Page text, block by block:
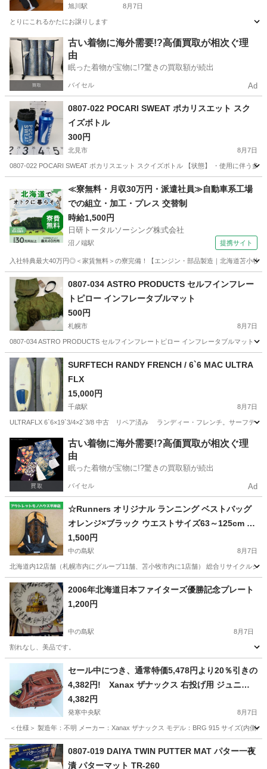
旭川駅 8月7日
とりにこれるかたにお譲りします
北海道 旭川市 旭川駅 フィットネス、トレーニング
古い着物に海外需要!?高価買取が相次ぐ理
由
眠った着物が宝物に!?驚きの買取額が続出
バイセル Ad
0807-022 POCARI SWEAT ポカリスエット スク
イズボトル
300円
北見市 8月7日
0807-022 POCARI SWEAT ポカリスエット スクイズボトル 【状態】 ・使用に伴う多
その他
≪寮無料・月収30万円・派遣社員≫自動車系工場
での組立・加工・プレス 交替制
時給1,500円
日研トータルソーシング株式会社
沼ノ端駅 提携サイト
入社特典最大40万円◎＜家賃無料＞の寮完備！【エンジン・部品製造｜北海道苫小牧
北海道 苫小牧市0807-034 ASTRO PRODUCTS セルフインフレー
トピロー インフレータブルマット
500円
札幌市 8月7日
0807-034 ASTRO PRODUCTS セルフインフレートピロー インフレータブルマット
北海道 札幌市 SURFTECH RANDY FRENCH / 6`6 MAC ULTRA
FLX
15,000円
千歳駅 8月7日
ULTRAFLX 6`6×19`3/4×2`3/8 中古 リペア済み ランディー・フレンチ。サーフテッ
北海道 千歳市 千歳駅 マリンスポーツ
古い着物に海外需要!?高価買取が相次ぐ理
由
眠った着物が宝物に!?驚きの買取額が続出
バイセル Ad
☆Runners オリジナル ランニング ベストバッグ
オレンジ×ブラック ウエストサイズ63～125cm シ
ョルダーハーネス40～84cm ランナーズ 札幌市 豊
平区 平岸店
1,500円
中の島駅 8月7日
北海道内12店舗（札幌市内にグループ11舗、苫小牧市内に1店舗） 総合リサイクル
北海道 札幌市 中の島駅 ランニング、ジョギング
2006年北海道日本ファイターズ優勝記念プレート
1,200円
中の島駅 8月7日
割れなし、美品です。
北海道 札幌市 中の島駅 野球
セール中につき、通常特価5,478円より20％引きの
4,382円! Xanax ザナックス 右投げ用 ジュニア
グローブ BRG 915 グラブ 野球 ベースボール 右利
き用
4,382円
発寒中央駅 8月7日
＜仕様＞ 製造年：不明 メーカー：Xanax ザナックス モデル：BRG 915 サイズ(内側
北海道 札幌市 0807-019 DAIYA TWIN PUTTER MAT パター一夜
漬 パターマット TR-260